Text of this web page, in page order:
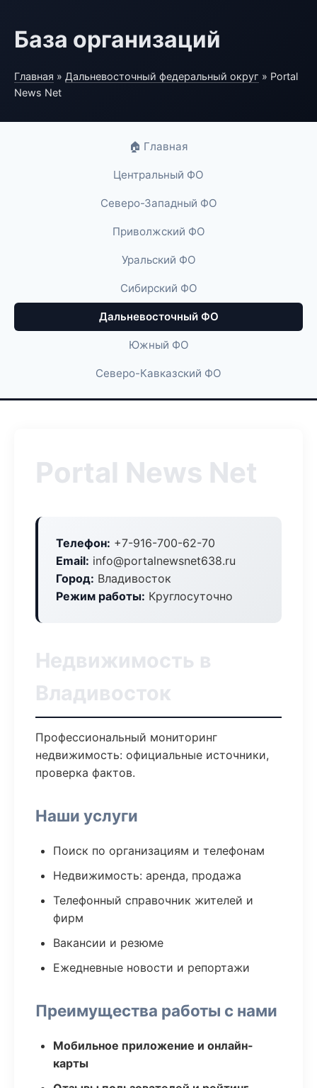
База организаций
Главная » Дальневосточный федеральный округ » Portal
News Net
🏠 Главная
Центральный ФО
Северо-Западный ФО
Приволжский ФО
Уральский ФО
Сибирский ФО
Дальневосточный ФО
Южный ФО
Северо-Кавказский ФО
Portal News Net
Телефон: +7-916-700-62-70
Email: info@portalnewsnet638.ru
Город: Владивосток
Режим работы: Круглосуточно
Недвижимость в
Владивосток
Профессиональный мониторинг
недвижимость: официальные источники,
проверка фактов.
Наши услуги
Поиск по организациям и телефонам
Недвижимость: аренда, продажа
Телефонный справочник жителей и
фирм
Вакансии и резюме
Ежедневные новости и репортажи
Преимущества работы с нами
Мобильное приложение и онлайн-
карты